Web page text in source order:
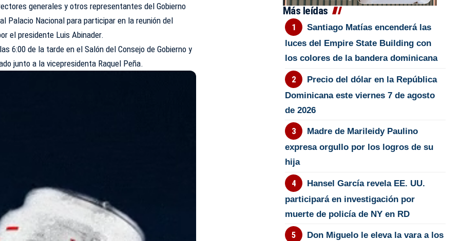
generales y otros representantes del Gobierno
Palacio Nacional para participar en la reunión del
el presidente Luis Abinader.
6:00 de la tarde en el Salón del Consejo de Gobierno y
junto a la vicepresidenta Raquel Peña.
Más leídas
Santiago Matías encenderá las
luces del Empire State Building con
los colores de la bandera dominicana
Precio del dólar en la República
Dominicana este viernes 7 de agosto
de 2026
Madre de Marileidy Paulino
expresa orgullo por los logros de su
hija
Hansel García revela EE. UU.
participará en investigación por
muerte de policía de NY en RD
Don Miguelo le eleva la vara a los